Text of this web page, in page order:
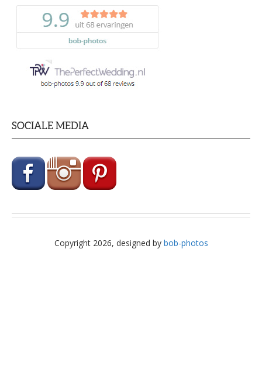
SOCIALE MEDIA
Copyright 2026, designed by bob-photos